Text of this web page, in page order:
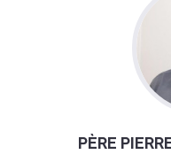
PÈRE